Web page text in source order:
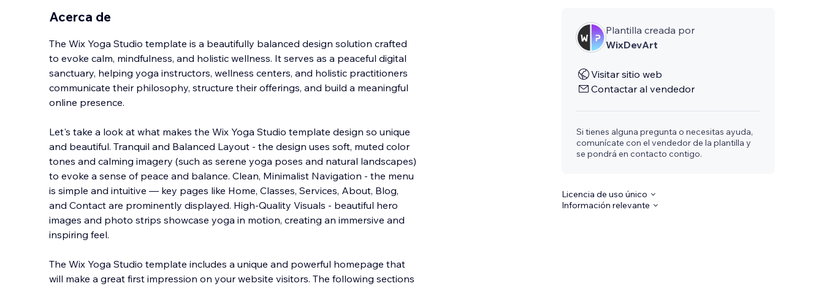
Acerca de
The Wix Yoga Studio template is a beautifully balanced design solution crafted
to evoke calm, mindfulness, and holistic wellness. It serves as a peaceful digital
sanctuary, helping yoga instructors, wellness centers, and holistic practitioners
communicate their philosophy, structure their offerings, and build a meaningful
online presence.
Let's take a look at what makes the Wix Yoga Studio template design so unique
and beautiful. Tranquil and Balanced Layout - the design uses soft, muted color
tones and calming imagery (such as serene yoga poses and natural landscapes)
to evoke a sense of peace and balance. Clean, Minimalist Navigation - the menu
is simple and intuitive — key pages like Home, Classes, Services, About, Blog,
and Contact are prominently displayed. High-Quality Visuals - beautiful hero
images and photo strips showcase yoga in motion, creating an immersive and
inspiring feel.
The Wix Yoga Studio template includes a unique and powerful homepage that
will make a great first impression on your website visitors. The following sections
Plantilla creada por
WixDevArt
Visitar sitio web
Contactar al vendedor
Si tienes alguna pregunta o necesitas ayuda,
comunícate con el vendedor de la plantilla y
se pondrá en contacto contigo.
Licencia de uso único
Información relevante